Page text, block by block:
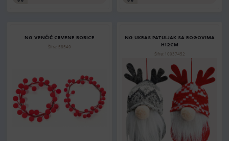
NG VENČIĆ CRVENE BOBICE
Šifra: 58549
NG UKRAS PATULJAK SA ROGOVIMA
H12CM
Šifra: 10037452